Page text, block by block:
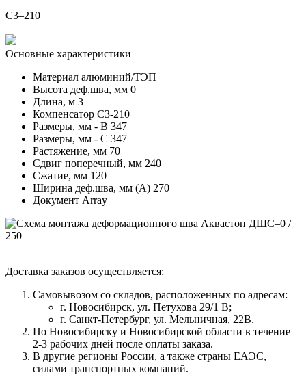
C3–210
Основные характеристики
Материал алюминий/ТЭП
Высота деф.шва, мм 0
Длина, м 3
Компенсатор С3-210
Размеры, мм - В 347
Размеры, мм - С 347
Растяжение, мм 70
Сдвиг поперечный, мм 240
Сжатие, мм 120
Ширина деф.шва, мм (А) 270
Документ Array
Доставка заказов осуществляется:
Самовывозом со складов, расположенных по адресам:
г. Новосибирск, ул. Петухова 29/1 В;
г. Санкт-Петербург, ул. Мельничная, 22В.
По Новосибирску и Новосибирской области в течение
2-3 рабочих дней после оплаты заказа.
В другие регионы России, а также страны ЕАЭС,
силами транспортных компаний.